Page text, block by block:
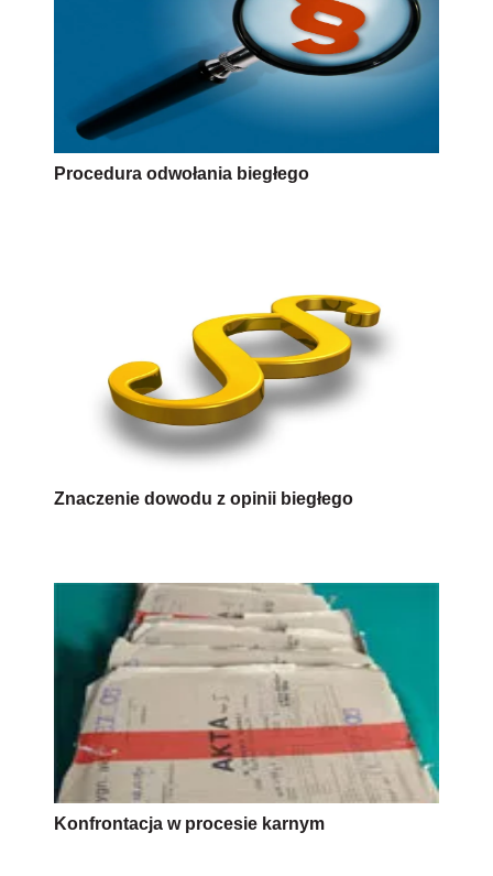
Procedura odwołania biegłego
Znaczenie dowodu z opinii biegłego
Konfrontacja w procesie karnym